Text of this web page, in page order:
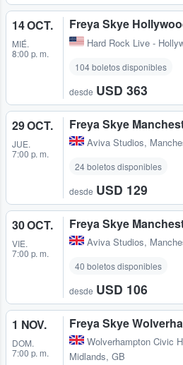
14 OCT.
MIÉ.
8:00 p. m.
Freya Skye
Hard Rock Live -
104 boletos disponibles
desde USD 363
29 OCT.
JUE.
7:00 p. m.
Freya Skye
Aviva Studios,
24 boletos disponibles
desde USD 129
30 OCT.
VIE.
7:00 p. m.
Freya Skye
Aviva Studios,
40 boletos disponibles
desde USD 106
1 NOV.
DOM.
7:00 p. m.
Freya Skye
Wolverhampton Civic
Midlands, GB